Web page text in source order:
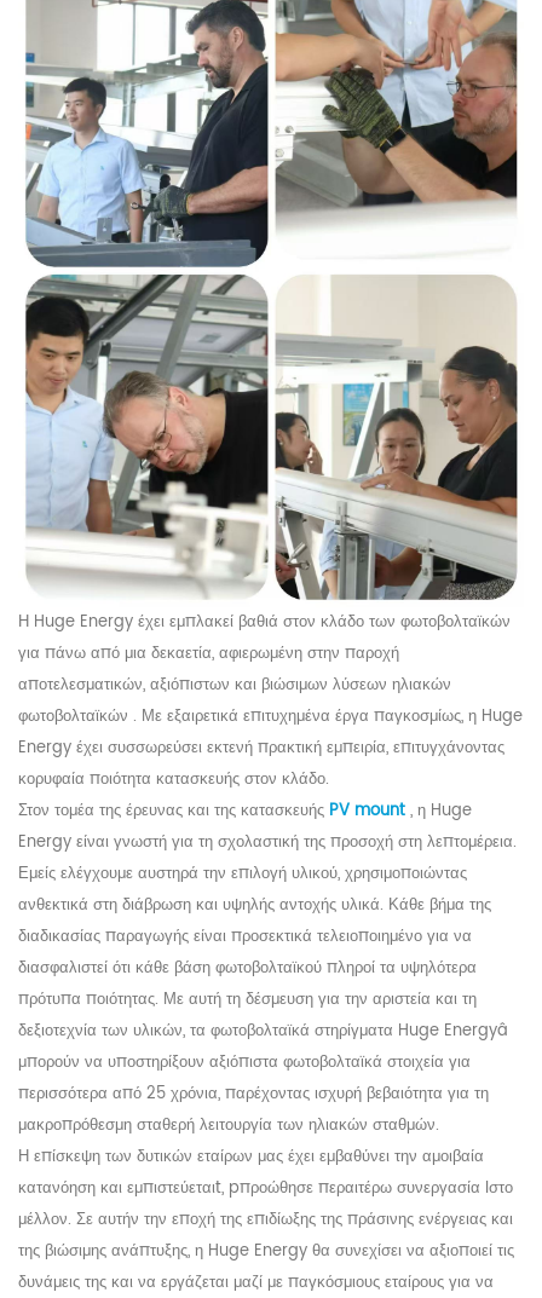
Η Huge Energy έχει εμπλακεί βαθιά στον κλάδο των φωτοβολταϊκών
για πάνω από μια δεκαετία, αφιερωμένη στην παροχή
αποτελεσματικών, αξιόπιστων και βιώσιμων λύσεων ηλιακών
φωτοβολταϊκών . Μεεξαιρετικά επιτυχημένα έργα παγκοσμίως, η Huge
Energyέχει συσσωρεύσει εκτενή πρακτική εμπειρία, επιτυγχάνοντας
κορυφαία ποιότητα κατασκευής στον κλάδο.
Στον τομέα της έρευνας και της κατασκευής PV mount, η Huge
Energyείναι γνωστή για τη σχολαστική της προσοχή στη λεπτομέρεια.
Εμείςελέγχουμε αυστηρά την επιλογή υλικού, χρησιμοποιώντας
ανθεκτικά στη διάβρωση και υψηλής αντοχής υλικά. Κάθε βήμα της
διαδικασίας παραγωγής είναι προσεκτικά τελειοποιημένο για να
διασφαλιστεί ότι κάθε βάση φωτοβολταϊκού πληροί τα υψηλότερα
πρότυπα ποιότητας. Με αυτή τη δέσμευση για την αριστεία και τη
δεξιοτεχνία των υλικών, τα φωτοβολταϊκά στηρίγματα Huge Energyâ
μπορούν να υποστηρίξουν αξιόπιστα φωτοβολταϊκά στοιχεία για
περισσότερα από 25 χρόνια, παρέχοντας ισχυρή βεβαιότητα για τη
μακροπρόθεσμη σταθερή λειτουργία των ηλιακών σταθμών.
Η επίσκεψη των δυτικών εταίρων μας έχει εμβαθύνει την αμοιβαία
κατανόηση και εμπιστεύεταιt, pπροώθησε περαιτέρω συνεργασία Iστο
μέλλον. Σεαυτήν την εποχή της επιδίωξης της πράσινης ενέργειας και
της βιώσιμης ανάπτυξης, η Huge Energy θα συνεχίσει να αξιοποιεί τις
δυνάμεις της και να εργάζεται μαζί με παγκόσμιους εταίρους για να